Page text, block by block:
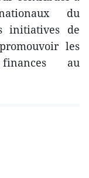
du
initiatives de
les
au